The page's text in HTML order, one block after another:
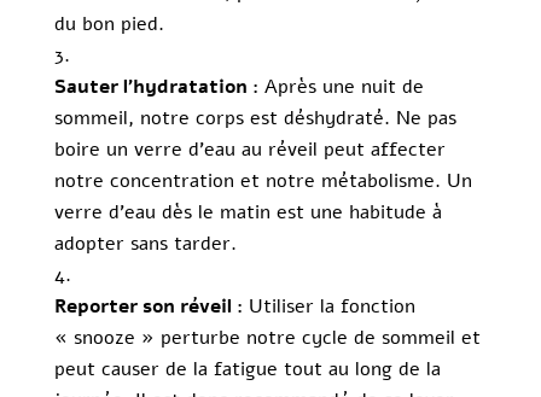
du bon pied.
Sauter l’hydratation : Après une nuit de
sommeil, notre corps est déshydraté. Ne pas
boire un verre d’eau au réveil peut affecter
notre concentration et notre métabolisme. Un
verre d’eau dès le matin est une habitude à
adopter sans tarder.
Reporter son réveil : Utiliser la fonction
« snooze » perturbe notre cycle de sommeil et
peut causer de la fatigue tout au long de la